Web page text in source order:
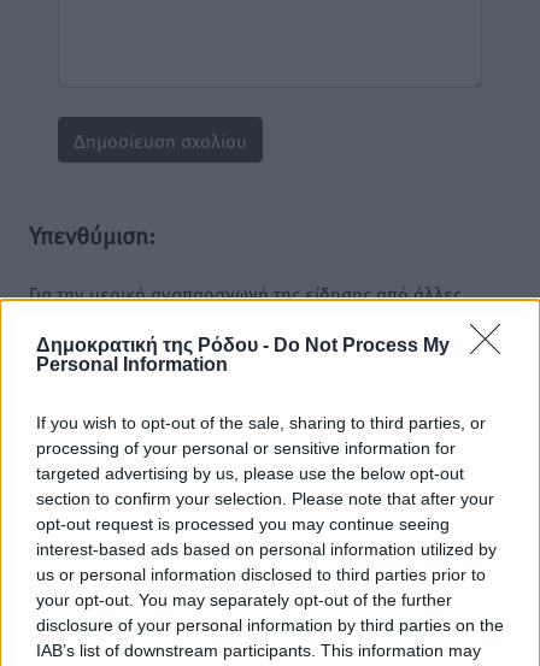
Δημοκρατική της Ρόδου - Do Not Process My
Personal Information
If you wish to opt-out of the sale, sharing to third parties, or
processing of your personal or sensitive information for
targeted advertising by us, please use the below opt-out
section to confirm your selection. Please note that after your
opt-out request is processed you may continue seeing
interest-based ads based on personal information utilized by
us or personal information disclosed to third parties prior to
your opt-out. You may separately opt-out of the further
disclosure of your personal information by third parties on the
IAB’s list of downstream participants. This information may
Υπενθύμιση:
Για την μερική αναπαραγωγή της είδησης από άλλες
παρεχόμενου συνδέσμου παραπομπής προς το άρθρο
της Δημοκρατικής.
o καιρός τώρα:
αίθριος καιρός
37%
13km/h